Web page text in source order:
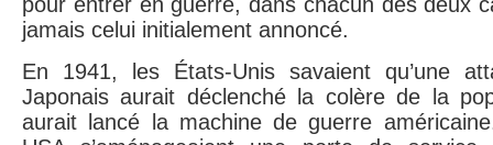
jamais celui initialement annoncé.
En 1941, les États-Unis savaient qu’une
Japonais aurait déclenché la colère de la
aurait lancé la machine de guerre